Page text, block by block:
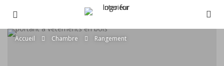
Accueil Chambre Rangement